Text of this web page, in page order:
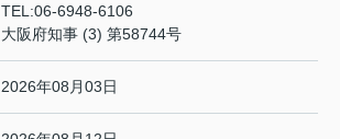
TEL:06-6948-6106
大阪府知事 (3) 第58744号
2026年08月03日